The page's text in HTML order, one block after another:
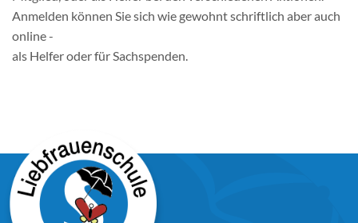
Anmelden können Sie sich wie gewohnt schriftlich aber auch
online -
als Helferoder fürSachspenden.